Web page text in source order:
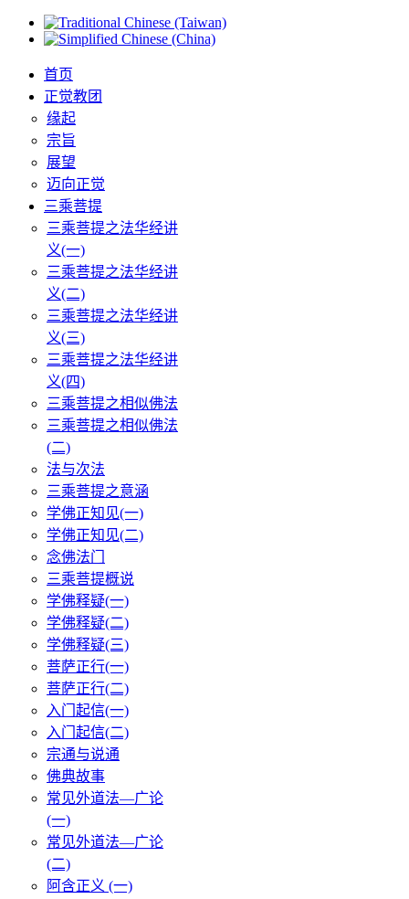
首页
正觉教团
缘起
宗旨
展望
迈向正觉
三乘菩提
三乘菩提之法华经讲
义(一)
三乘菩提之法华经讲
义(二)
三乘菩提之法华经讲
义(三)
三乘菩提之法华经讲
义(四)
三乘菩提之相似佛法
三乘菩提之相似佛法
(二)
法与次法
三乘菩提之意涵
学佛正知见(一)
学佛正知见(二)
念佛法门
三乘菩提概说
学佛释疑(一)
学佛释疑(二)
学佛释疑(三)
菩萨正行(一)
菩萨正行(二)
入门起信(一)
入门起信(二)
宗通与说通
佛典故事
常见外道法—广论
(一)
常见外道法—广论
(二)
阿含正义 (一)